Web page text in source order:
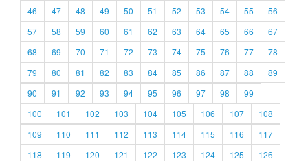
46
47 48 49 50 51 52 53 54 55
56
57
58 59 60 61 62 63 64 65 66
67
68
69 70 71 72 73 74 75 76 77
78
79
80 81 82 83 84 85 86 87 88
89
90
91 92 93 94 95 96 97 98
99
100
101 102 103 104 105 106 107
108
109
110 111 112 113 114 115 116
117
118
119 120 121 122 123 124 125
126